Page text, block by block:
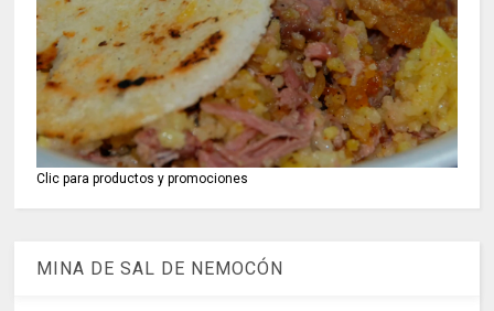
Clic para productos y promociones
MINA DE SAL DE NEMOCÓN